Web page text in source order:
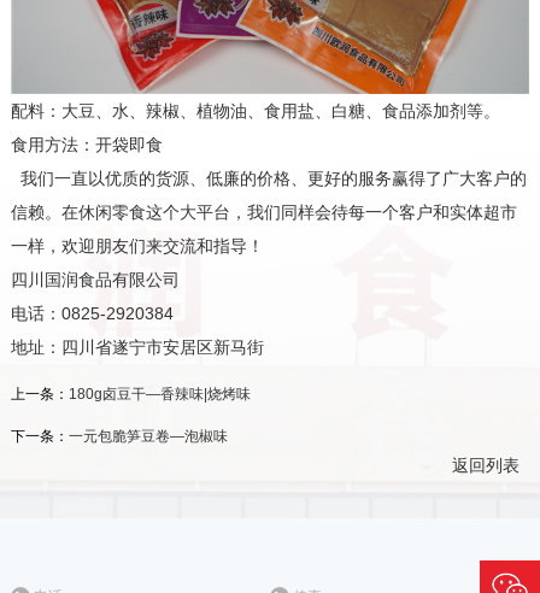
配料：大豆、水、辣椒、植物油、食用盐、白糖、食品添加剂等。
食用方法：开袋即食
我们一直以优质的货源、低廉的价格、更好的服务赢得了广大客户的
信赖。在休闲零食这个大平台，我们同样会待每一个客户和实体超市
一样，欢迎朋友们来交流和指导！
四川国润食品有限公司
电话：0825-2920384
地址：四川省遂宁市安居区新马街
上一条： 180g卤豆干—香辣味|烧烤味
下一条： 一元包脆笋豆卷—泡椒味
返回列表